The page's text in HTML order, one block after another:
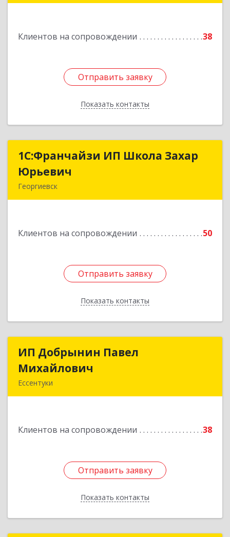
Клиентов на сопровождении 38
Отправить заявку
Показать контакты
Подробнее
Отправить заявку
Назад
1С:Франчайзи ИП Школа Захар
Юрьевич
Георгиевск
Клиентов на сопровождении 50
Отправить заявку
Показать контакты
1С:Франчайзи ИП Школа Захар
Отправить заявку
Назад
ИП Добрынин Павел
Михайлович
Ессентуки
Клиентов на сопровождении 38
Отправить заявку
Показать контакты
ИП Добрынин Павел
Отправить заявку
Назад